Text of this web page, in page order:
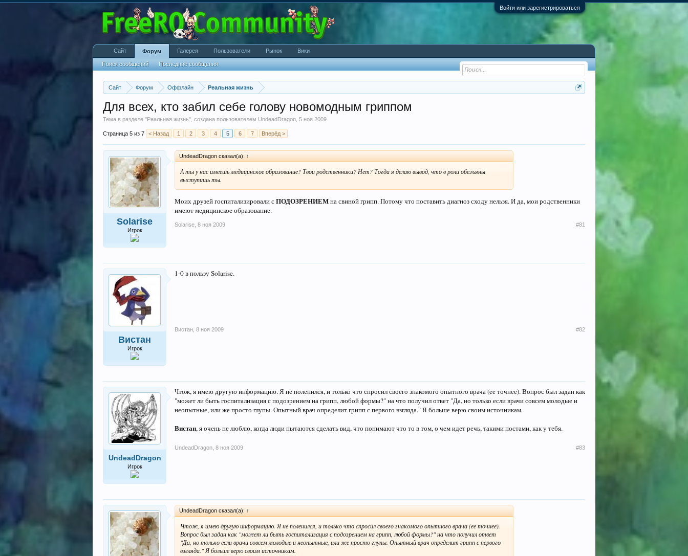
Войти или зарегистрироваться
Сайт Форум Оффлайн Реальная жизнь
Для всех, кто забил себе голову новомодным гриппом
Тема в разделе "Реальная жизнь", создана пользователем UndeadDragon 5 ноя 2009
Страница 5 из 7 < Назад 1 2 3 4 5 6 7 Вперёд >
Solarise
Игрок
UndeadDragon сказал(а): ↑
А ты у нас имеешь медицинское образование? Твои родственники? Нет? Тогда я делаю вывод, что в роли обезъяны
выступишь ты.
Моих друзей госпитализировали сПОДОЗРЕНИЕМна свиной грипп. Потому что поставить диагноз сходу нельзя. И да, мои родственники
имеют медицинское образование.
Solarise 8 ноя 2009 #81
Вистан
Игрок
1-0 в пользу Solarise.
Вистан 8 ноя 2009 #82
UndeadDragon
Игрок
Чтож, я имею другую информацию. Я не поленился, и только что спросил своего знакомого опытного врача (ее точнее). Вопрос был задан как
"может ли быть госпитализация с подозрением на грипп, любой формы?" на что получил ответ "Да, но только если врачи совсем молодые и
неопытные, или же просто глупы. Опытный врач определит грипп с первого взгляда." Я больше верю своим источникам.
Вистан, я очень не люблю, когда люди пытаются сделать вид, что понимают что то в том, о чем идет речь, такими постами, как у тебя.
UndeadDragon 8 ноя 2009 #83
UndeadDragon сказал(а): ↑
Чтож, я имею другую информацию. Я не поленился, и только что спросил своего знакомого опытного врача (ее точнее).
Вопрос был задан как "может ли быть госпитализация с подозрением на грипп, любой формы?" на что получил ответ
"Да, но только если врачи совсем молодые и неопытные, или же просто глупы. Опытный врач определит грипп с первого
взгляда." Я больше верю своим источникам.
Сайт Форум
Поиск сообщений Последние сообщения
Галерея Пользователи Рынок Вики